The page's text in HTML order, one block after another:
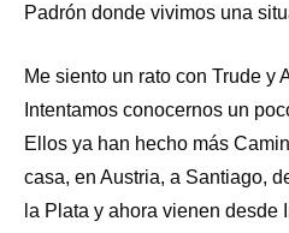
Padrón donde vivimos una
Me siento un rato con Trude y
Intentamos conocernos un
Ellos ya han hecho más
casa, en Austria, a Santiago,
la Plata y ahora vienen desde